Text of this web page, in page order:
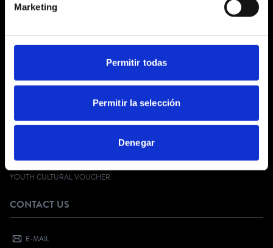
Marketing
Permitir todas
Permitir la selección
Denegar
GENERAL TERMS AND CONDITIONS
PRIVACY POLICY
SOCIAL NETWORKS PRIVACY
CUSTOMER SERVICE
SELL YOUR EVENT
YOUTH CULTURAL VOUCHER
CONTACT US
E-MAIL